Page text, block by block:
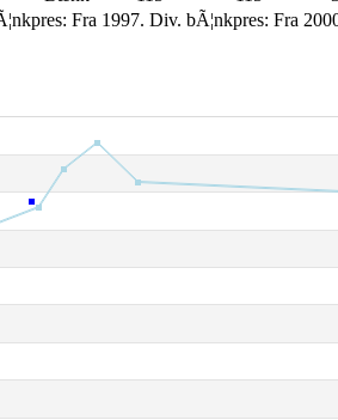
Fra 1997. Div. bÃ¦nkpres: Fra